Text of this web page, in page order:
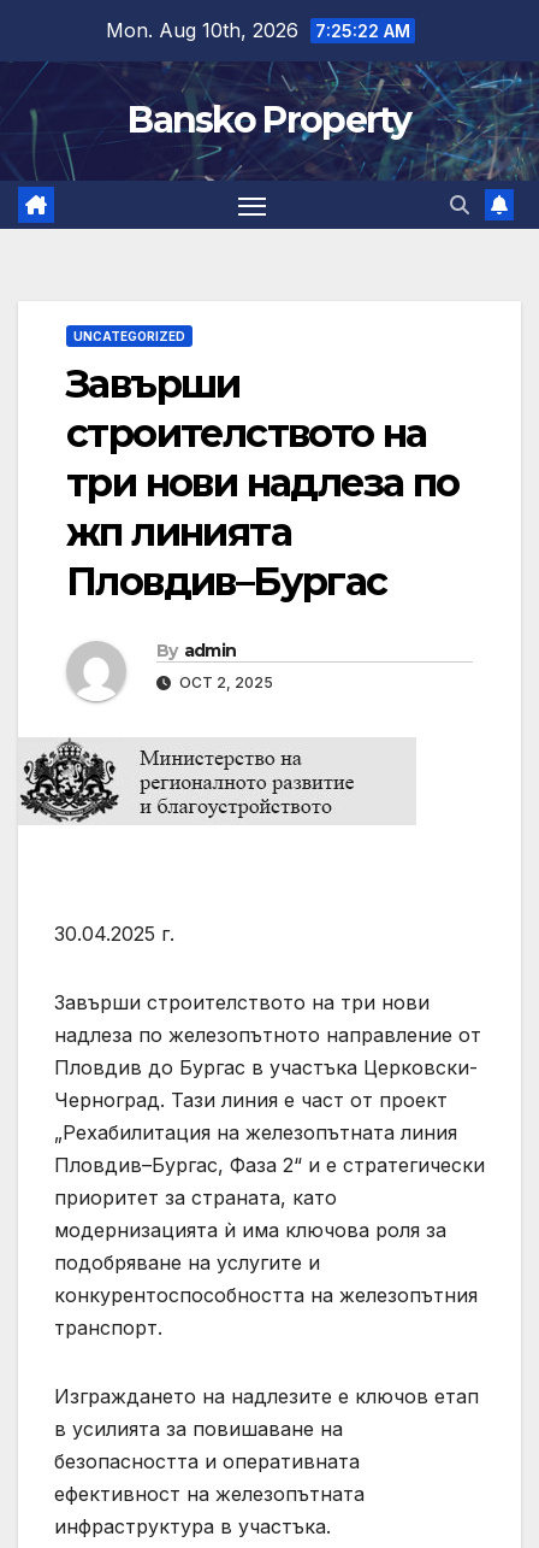
content
Mon. Aug 10th, 2026 7:25:23 AM
Bansko Property
UNCATEGORIZED
Завърши
строителството на
три нови надлеза по
жп линията
Пловдив–Бургас
By admin
OCT 2, 2025
30.04.2025 г.
Завърши строителството на три нови
надлеза по железопътното направление от
Пловдив до Бургас в участъка Церковски-
Черноград. Тази линия е част от проект
„Рехабилитация на железопътната линия
Пловдив–Бургас, Фаза 2“ и е стратегически
приоритет за страната, като
модернизацията ѝ има ключова роля за
подобряване на услугите и
конкурентоспособността на железопътния
транспорт.
Изграждането на надлезите е ключов етап
в усилията за повишаване на
безопасността и оперативната
ефективност на железопътната
инфраструктура в участъка.